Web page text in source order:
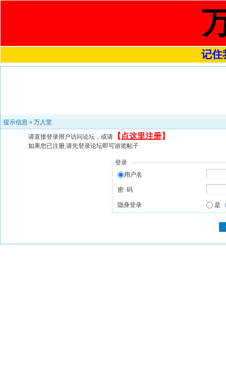
记住
提示信息 » 万人堂
请直接登录用户访问论坛，或请 【 点这里注册】
如果您已注册,请先登录论坛即可游览帖子
登录
用户名
密 码
隐身登录 是